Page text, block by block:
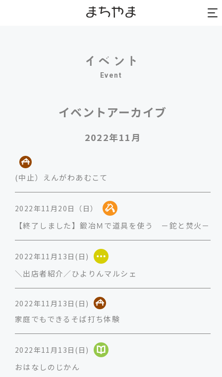
Event
イベントアーカイブ
2022年11月
(中止）えんがわあむこて
2022年11月20日（日）
【終了しました】鍛冶Ｍで道具を使う －鉈と焚火－
2022年11月13日(日)
＼出店者紹介／ひよりんマルシェ
2022年11月13日(日)
家庭でもできるそば打ち体験
2022年11月13日(日)
おはなしのじかん